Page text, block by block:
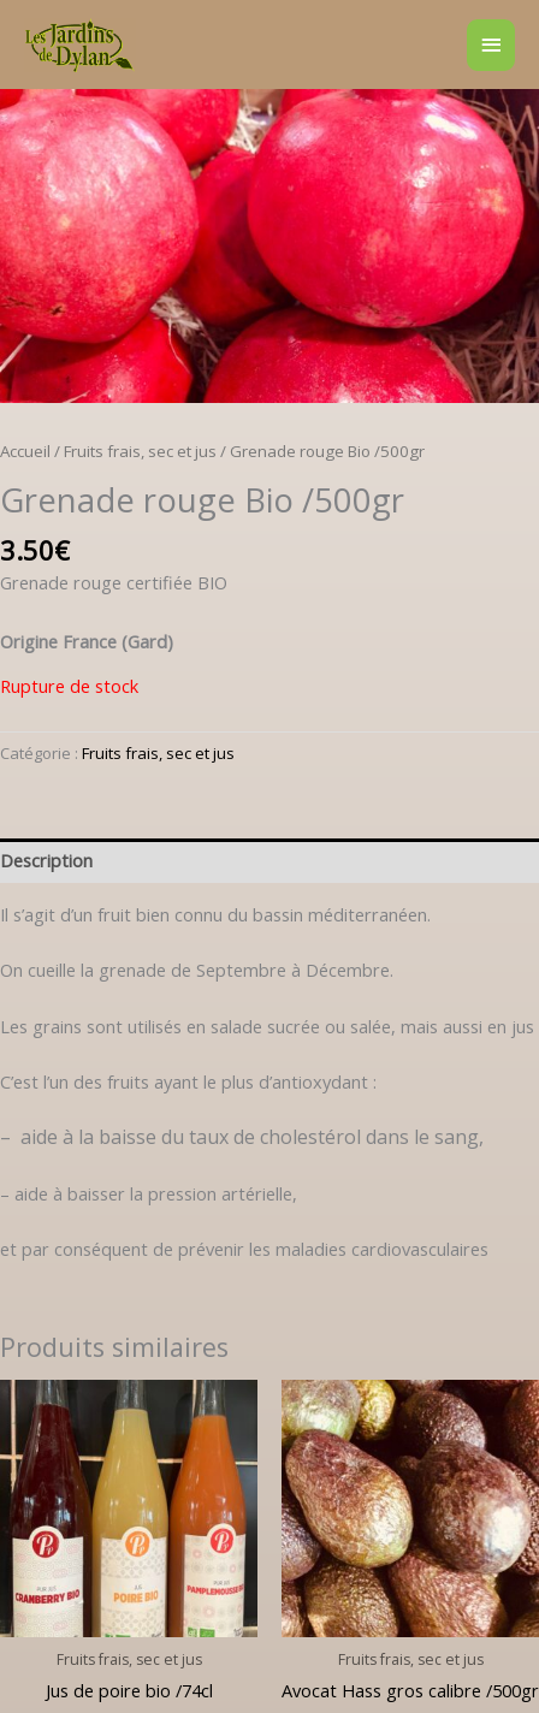
contenu
Accueil / Fruits frais, sec et jus / Grenade rouge Bio /500gr
Grenade rouge Bio /500gr
3.50€
Grenade rouge certifiée BIO
Origine France (Gard)
Rupture de stock
Catégorie : Fruits frais, sec et jus
Description
Il s’agit d’un fruit bien connu du bassin méditerranéen.
On cueille la grenade de Septembre à Décembre.
Les grains sont utilisés en salade sucrée ou salée, mais aussi en jus
C’est l’un des fruits ayant le plus d’antioxydant :
– aide à la baisse du taux de cholestérol dans le sang,
– aide à baisser la pression artérielle,
et par conséquent de prévenir les maladies cardiovasculaires
Produits similaires
Fruits frais, sec et jus
Jus de poire bio /74cl
Fruits frais, sec et jus
Avocat Hass gros calibre /500gr